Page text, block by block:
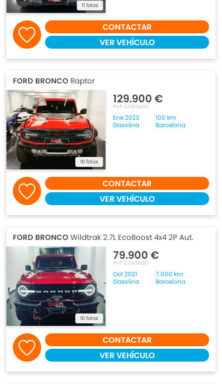
11 fotos
CONTACTAR
VER VEHÍCULO
FORD BRONCO Raptor
10 fotos
129.900 €
PVP CONTADO
Ene 2023
100 km
Gasolina
Barcelona
CONTACTAR
VER VEHÍCULO
FORD BRONCOWildtrak 2.7L EcoBoost 4x4 2P Aut.
10 fotos
79.900 €
PVP CONTADO
Oct 2021
7.000 km
Gasolina
Barcelona
CONTACTAR
VER VEHÍCULO